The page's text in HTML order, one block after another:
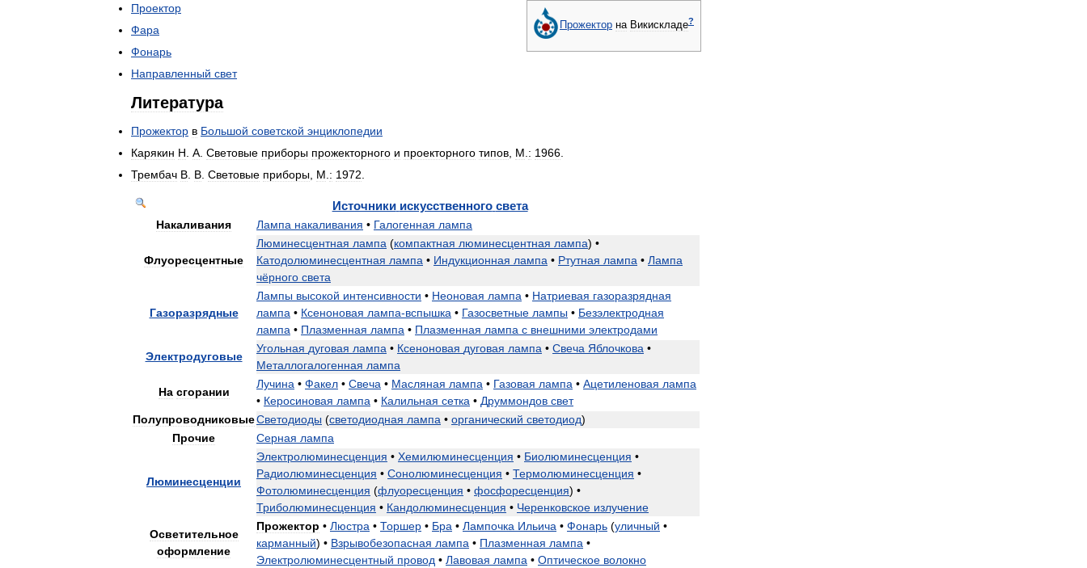
Прожектор на Викискладе?
Проектор
Фара
Фонарь
Направленный свет
Литература
Прожектор в Большой советской энциклопедии
Карякин Н А Световые приборы прожекторного и проекторного типов М : 1966
Трембач В В Световые приборы М : 1972
Источники искусственного света
Накаливания Лампа накаливания • Галогенная лампа
Флуоресцентные
Люминесцентная лампа (компактная люминесцентная лампа) •
Катодолюминесцентная лампа • Индукционная лампа • Ртутная лампа • Лампа
чёрного света
Газоразрядные
Лампы высокой интенсивности • Неоновая лампа • Натриевая газоразрядная
лампа • Ксеноновая лампа-вспышка • Газосветные лампы • Безэлектродная
лампа • Плазменная лампа • Плазменная лампа с внешними электродами
Электродуговые
Угольная дуговая лампа • Ксеноновая дуговая лампа • Свеча Яблочкова •
Металлогалогенная лампа
На сгорании
Лучина • Факел • Свеча • Масляная лампа • Газовая лампа • Ацетиленовая лампа
• Керосиновая лампа • Калильная сетка • Друммондов свет
ПолупроводниковыеСветодиоды (светодиодная лампа • органический светодиод)
Прочие
Серная лампа
Люминесценции
Электролюминесценция • Хемилюминесценция • Биолюминесценция •
Радиолюминесценция • Сонолюминесценция • Термолюминесценция •
Фотолюминесценция (флуоресценция • фосфоресценция) •
Триболюминесценция • Кандолюминесценция • Черенковское излучение
Осветительное
оформление
Прожектор • Люстра • Торшер • Бра • Лампочка Ильича • Фонарь (уличный •
карманный) • Взрывобезопасная лампа • Плазменная лампа •
Электролюминесцентный провод • Лавовая лампа • Оптическое волокно